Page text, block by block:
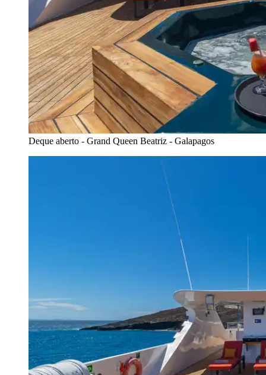
Deque aberto - Grand Queen Beatriz - Galapagos